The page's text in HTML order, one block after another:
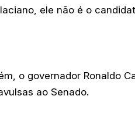
ele não é o
o governador Ronaldo
ao Senado.